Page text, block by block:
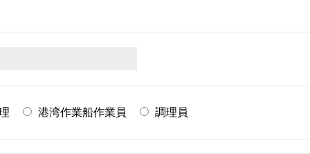
港湾作業船作業員 調理員